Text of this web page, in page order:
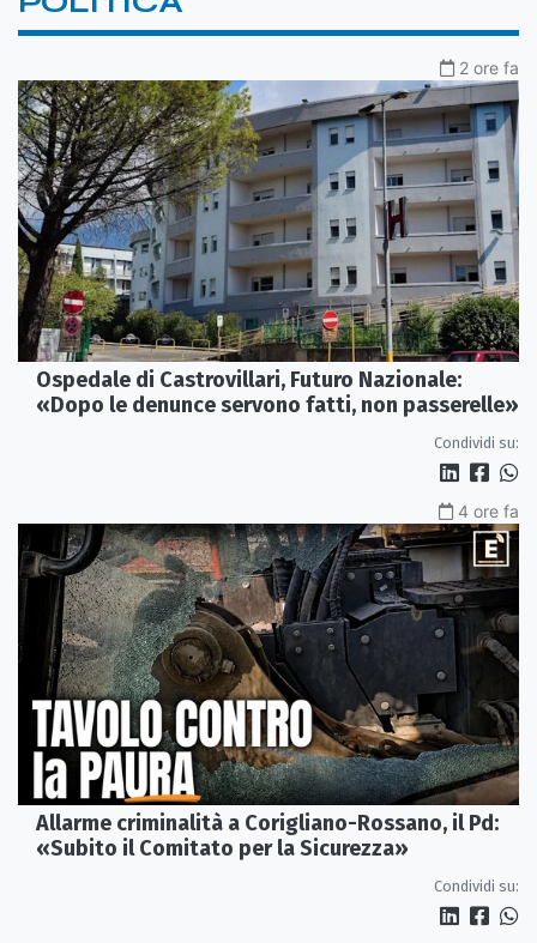
2 ore fa
Ospedale di Castrovillari, Futuro Nazionale:
«Dopo le denunce servono fatti, non passerelle»
Condividi su:
4 ore fa
Allarme criminalità a Corigliano-Rossano, il Pd:
«Subito il Comitato per la Sicurezza»
Condividi su: